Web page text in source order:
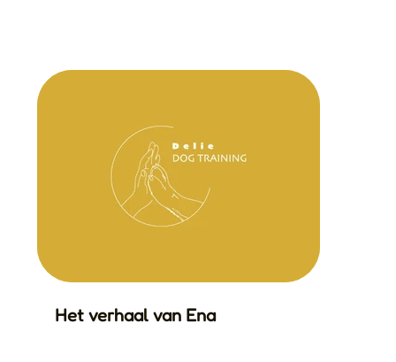
Het verhaal van Ena